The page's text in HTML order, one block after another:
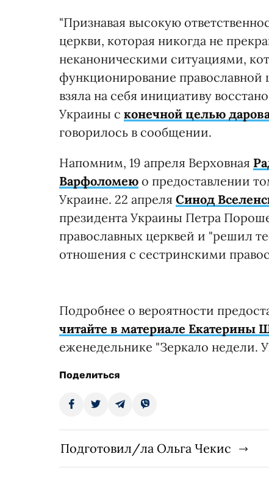
"Признавая высокую
церкви, которая никогда не
неканоническими ситуациями,
функционирование православной
взяла на себя инициативу
Украины с конечной целью
говорилось в сообщении.
Напомним, 19 апреля Верховная
Варфоломею о предоставлении
Украине. 22 апреля Синод
президента Украины Петра
православных церквей и "решил
отношения с сестринскими
Подробнее о вероятности
читайте в материале Екатерины
еженедельнике "Зеркало недели.
Поделиться
Подготовил/ла Ольга Чекис